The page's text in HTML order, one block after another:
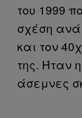
του 1999
σχέση
και τον
της. Ήταν
άσεμνες